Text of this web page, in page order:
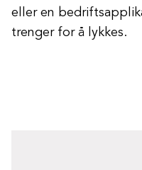
eller en
trenger for å lykkes.